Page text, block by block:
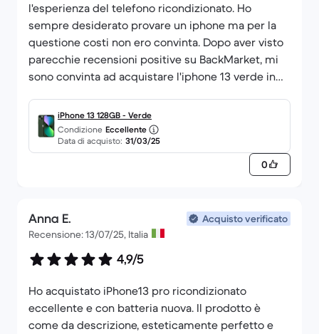
l'esperienza del telefono ricondizionato. Ho
sempre desiderato provare un iphone ma per la
questione costi non ero convinta. Dopo aver visto
parecchie recensioni positive su BackMarket, mi
sono convinta ad acquistare l'iphone 13 verde in
davvero contenta della mia scelta. Il telefono è
perfetto sia a livello estetico che a livello
hardware. E nonostante abbia scelto la batteria
standard e non originale lo stato è al 100%. Super
iPhone 13 128GB - Verde
Condizione Eccellente
Data di acquisto: 31/03/25
0
Anna E.
Acquisto verificato
Recensione: 13/07/25, Italia
4,9/5
Ho acquistato iPhone13 pro ricondizionato
eccellente e con batteria nuova. Il prodotto è
come da descrizione, esteticamente perfetto e